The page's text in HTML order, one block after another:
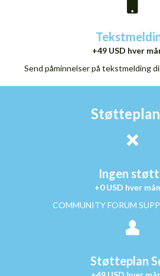
+49 USD hver
Send påminnelser på tekstmelding
Ingen
+0 USD hver
COMMUNITY FORUM
Støtteplan